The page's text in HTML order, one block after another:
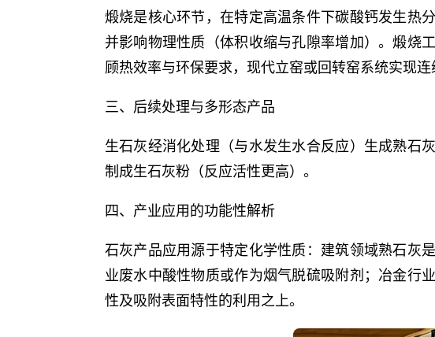
煅烧是核心环节，在特定高温条件下碳酸钙发生热
并影响物理性质（体积收缩与孔隙率增加）。煅烧
顾热效率与环保要求，现代立窑或回转窑系统实现
三、后续处理与多形态产品
生石灰经消化处理（与水发生水合反应）生成熟石
制成生石灰粉（反应活性更高）。
四、产业应用的功能性解析
石灰产品应用源于特定化学性质：建筑领域熟石灰
业废水中酸性物质或作为烟气脱硫吸附剂；冶金行
性及吸附表面特性的利用之上。